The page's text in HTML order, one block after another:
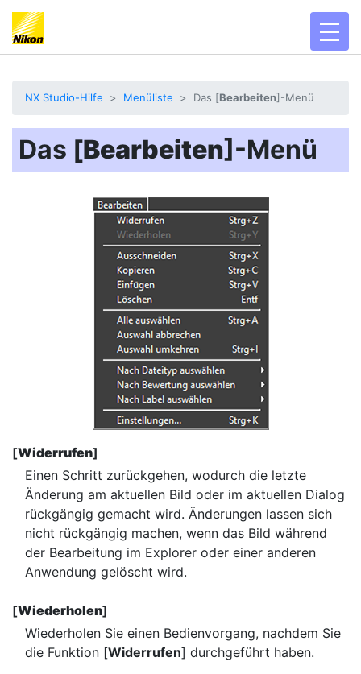
NX Studio-Hilfe Menüliste Das [Bearbeiten]-Menü
Das [Bearbeiten]-Menü
[Widerrufen]
Einen Schritt zurückgehen, wodurch die letzte
Änderung am aktuellen Bild oder im aktuellen Dialog
rückgängig gemacht wird. Änderungen lassen sich
nicht rückgängig machen, wenn das Bild während
der Bearbeitung im Explorer oder einer anderen
Anwendung gelöscht wird.
[Wiederholen]
Wiederholen Sie einen Bedienvorgang, nachdem Sie
die Funktion [Widerrufen] durchgeführt haben.